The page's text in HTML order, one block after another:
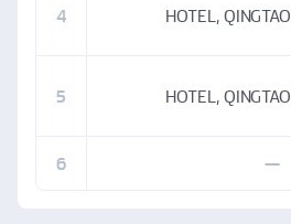
4 HOTEL, QINGTAO
5 HOTEL, QINGTAO
6 —